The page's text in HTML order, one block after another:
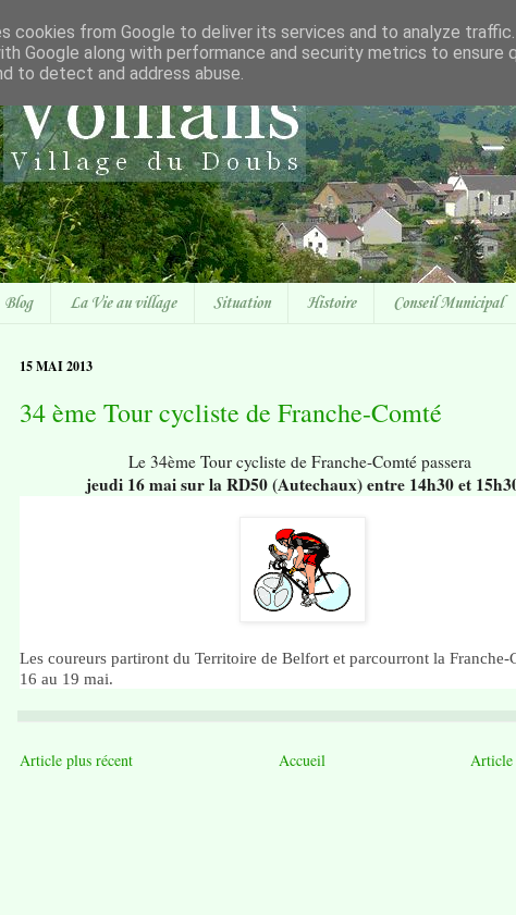
Blog La Vie au village Situation Histoire Conseil Municipal
15 MAI 2013
34 ème Tour cycliste de Franche-Comté
Le 34ème Tour cycliste de Franche-Comté passera
jeudi 16 mai sur la RD50 (Autechaux) entre 14h30 et
Les coureurs partiront du Territoire de Belfort et parcourront la Franche-
16 au 19 mai.
Article plus récent Article
Accueil
cookies from Google to deliver its services and to analyze
Google along with performance and security metrics to ensure
to detect and address abuse.